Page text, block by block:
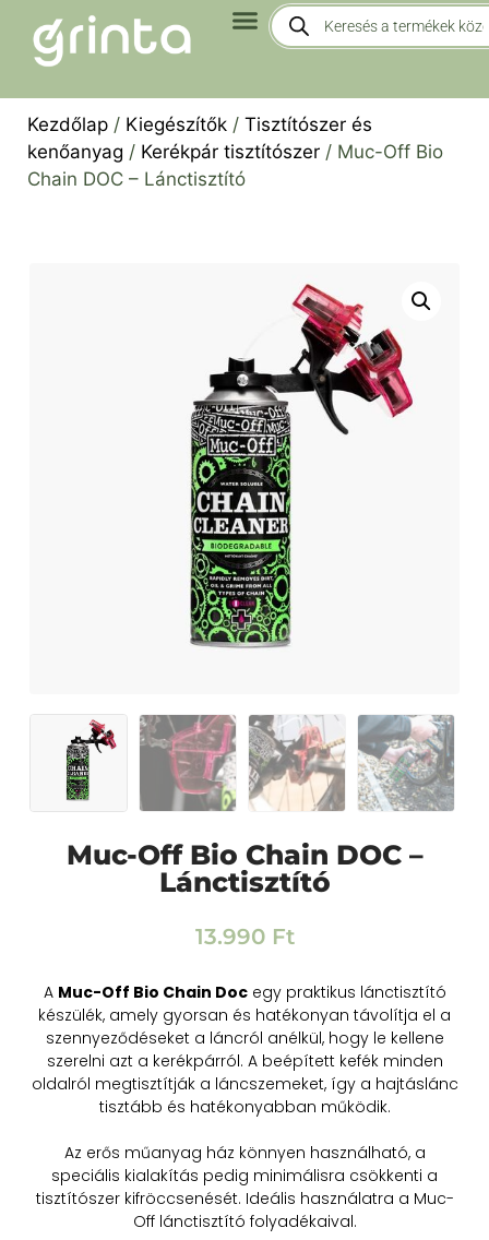
Kezdőlap / Kiegészítők / Tisztítószer és
kenőanyag / Kerékpár tisztítószer / Muc-Off Bio
Chain DOC – Lánctisztító
Muc-Off Bio Chain DOC –
Lánctisztító
13.990 Ft
A Muc-Off Bio Chain Docegy praktikus lánctisztító
készülék, amely gyorsan és hatékonyan távolítja el a
szennyeződéseket a láncról anélkül, hogy le kellene
szerelni azt a kerékpárról. A beépített kefék minden
oldalról megtisztítják a láncszemeket, így a hajtáslánc
tisztább és hatékonyabban működik.
Az erős műanyag ház könnyen használható, a
speciális kialakítás pedig minimálisra csökkenti a
tisztítószer kifröccsenését. Ideális használatra a Muc-
Off lánctisztító folyadékaival.